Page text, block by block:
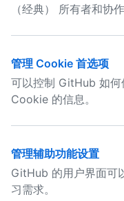
（经典） 所有者和协作
管理 Cookie 首选项
可以控制 GitHub 如何
Cookie 的信息。
管理辅助功能设置
GitHub 的用户界面可
习需求。